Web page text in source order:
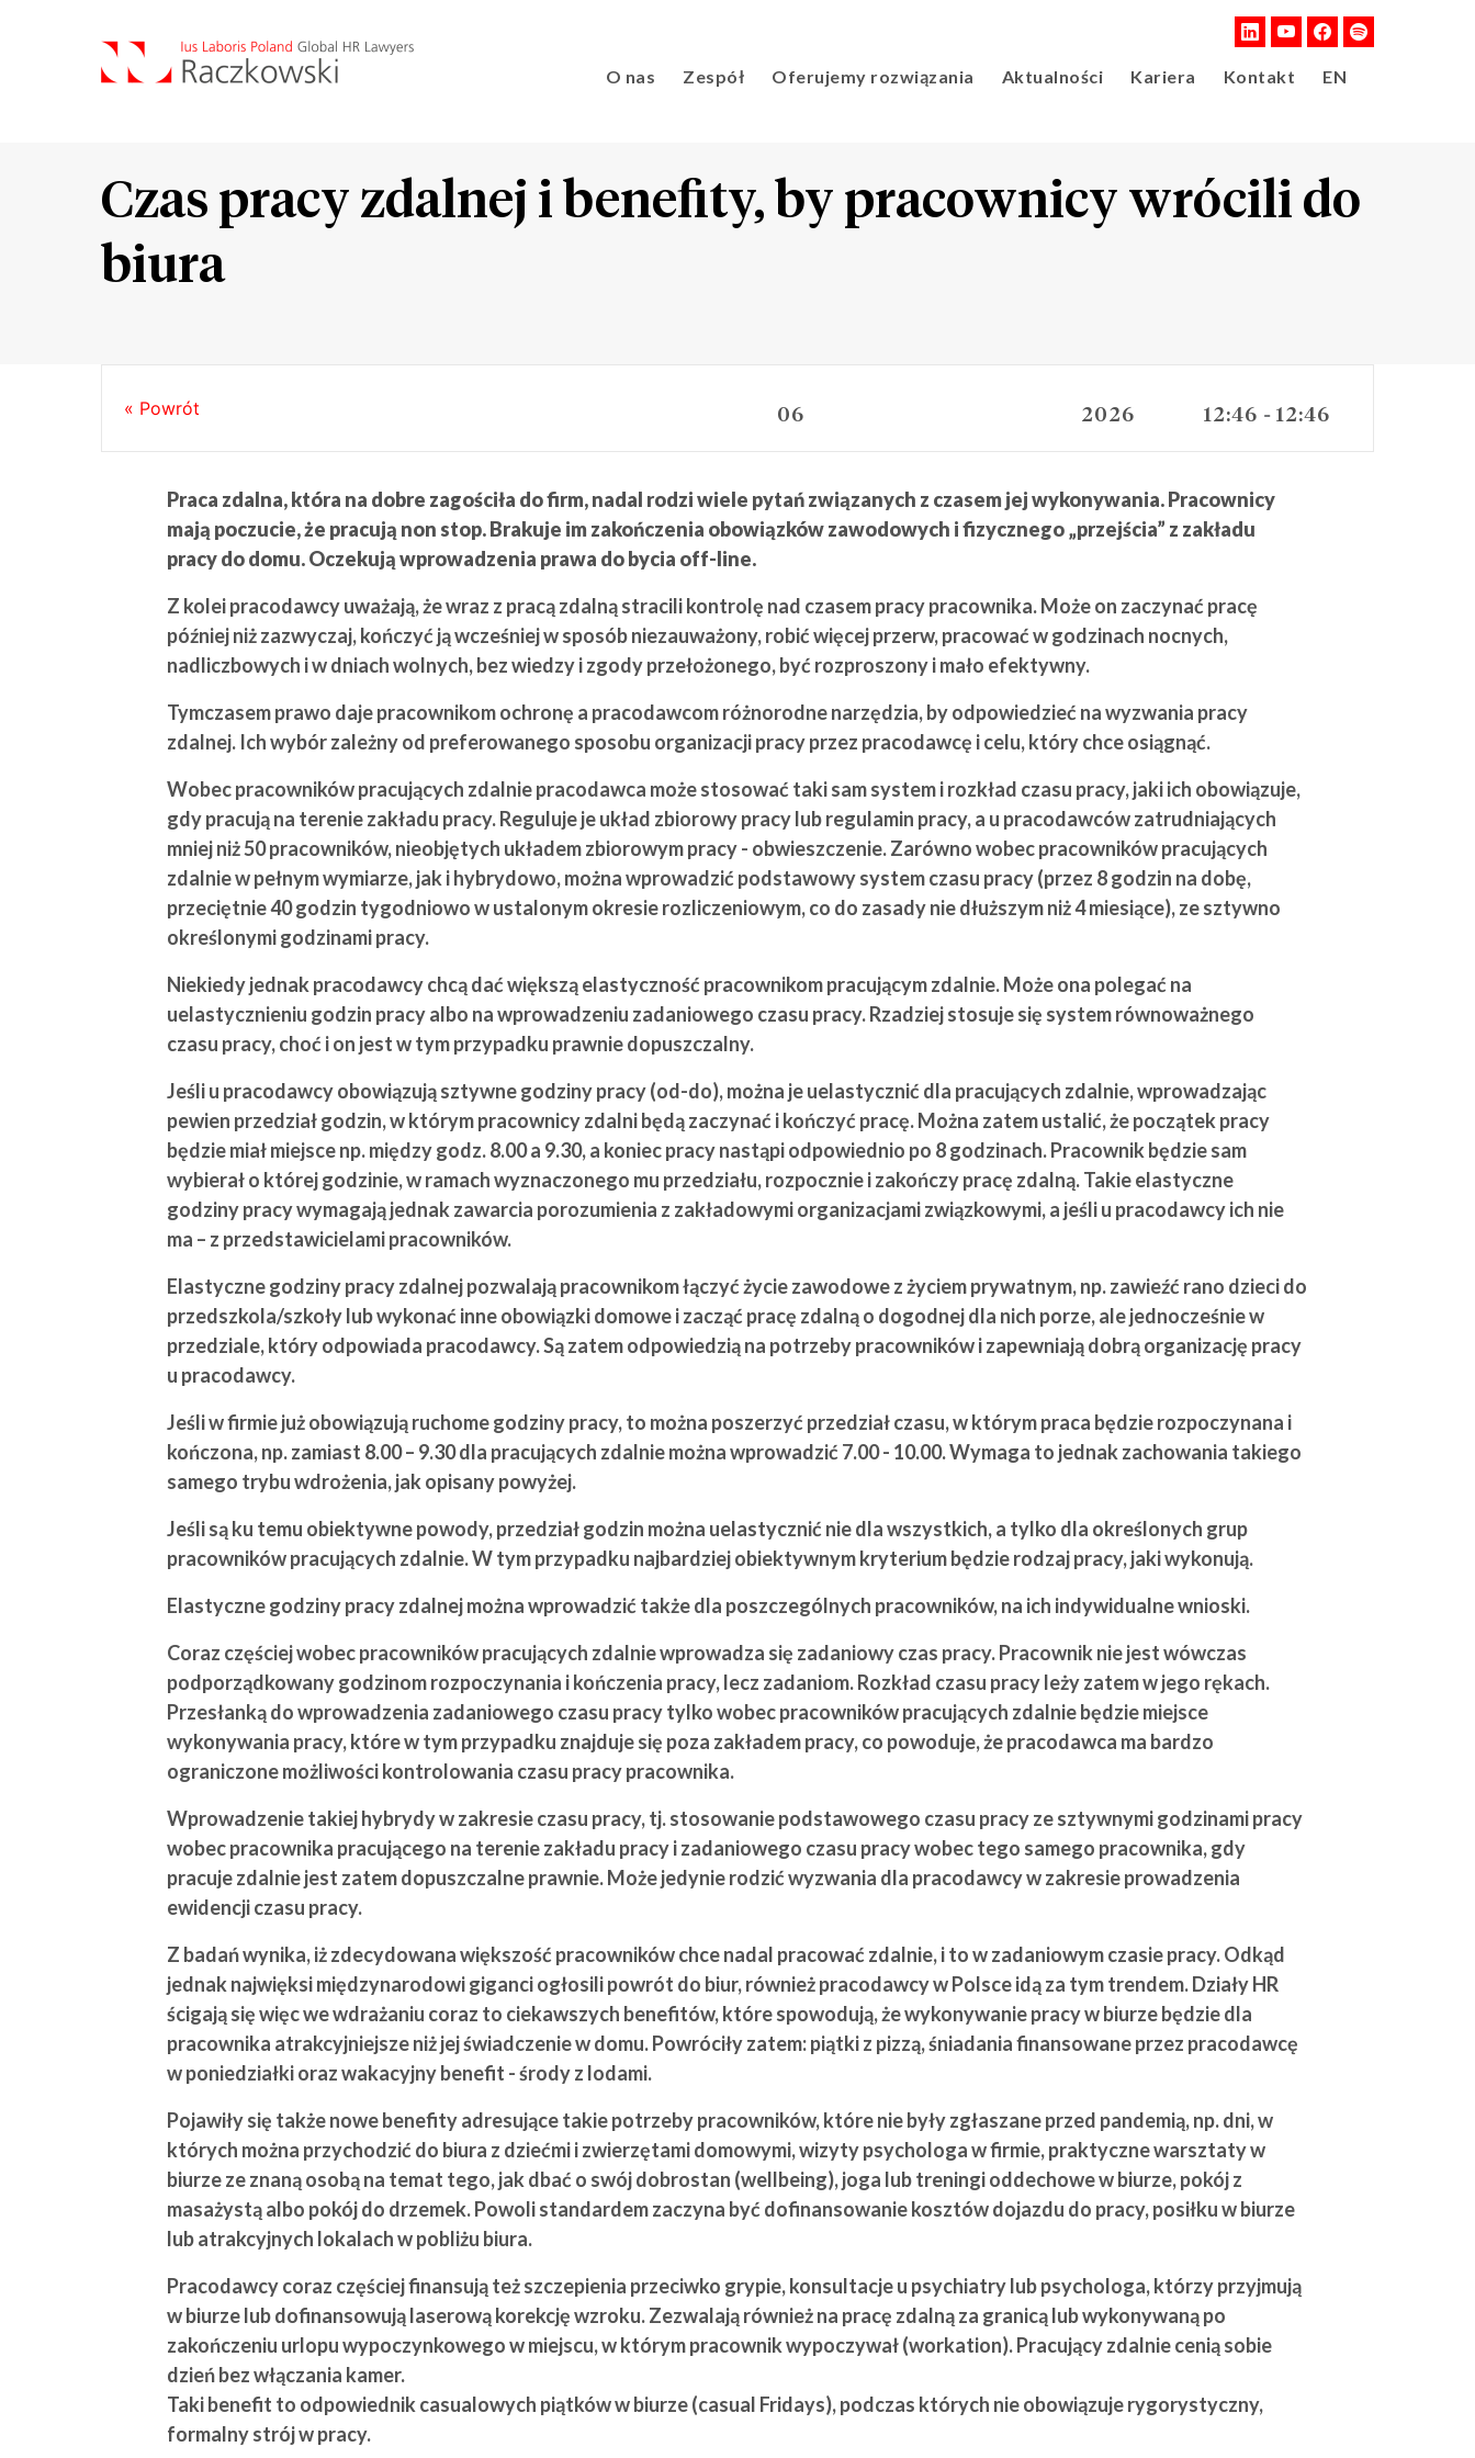
O nas Zespół Oferujemy rozwiązania Aktualności Kariera Kontakt EN
Czas pracy zdalnej i benefity, by pracownicy wrócili do
biura
« Powrót 06 2026 12:46 - 12:46
Praca zdalna, która na dobre zagościła do firm, nadal rodzi wiele pytań związanych z czasem jej wykonywania. Pracownicy
mają poczucie, że pracują non stop. Brakuje im zakończenia obowiązków zawodowych i fizycznego „przejścia” z zakładu
pracy do domu. Oczekują wprowadzenia prawa do bycia off-line.
Z kolei pracodawcy uważają, że wraz z pracą zdalną stracili kontrolę nad czasem pracy pracownika. Może on zaczynać pracę
później niż zazwyczaj, kończyć ją wcześniej w sposób niezauważony, robić więcej przerw, pracować w godzinach nocnych,
nadliczbowych i w dniach wolnych, bez wiedzy i zgody przełożonego, być rozproszony i mało efektywny.
Tymczasem prawo daje pracownikom ochronę a pracodawcom różnorodne narzędzia, by odpowiedzieć na wyzwania pracy
zdalnej. Ich wybór zależny od preferowanego sposobu organizacji pracy przez pracodawcę i celu, który chce osiągnąć.
Wobec pracowników pracujących zdalnie pracodawca może stosować taki sam system i rozkład czasu pracy, jaki ich obowiązuje,
gdy pracują na terenie zakładu pracy. Reguluje je układ zbiorowy pracy lub regulamin pracy, a u pracodawców zatrudniających
mniej niż 50 pracowników, nieobjętych układem zbiorowym pracy - obwieszczenie. Zarówno wobec pracowników pracujących
zdalnie w pełnym wymiarze, jak i hybrydowo, można wprowadzić podstawowy system czasu pracy (przez 8 godzin na dobę,
przeciętnie 40 godzin tygodniowo w ustalonym okresie rozliczeniowym, co do zasady nie dłuższym niż 4 miesiące), ze sztywno
określonymi godzinami pracy.
Niekiedy jednak pracodawcy chcą dać większą elastyczność pracownikom pracującym zdalnie. Może ona polegać na
uelastycznieniu godzin pracy albo na wprowadzeniu zadaniowego czasu pracy. Rzadziej stosuje się system równoważnego
czasu pracy, choć i on jest w tym przypadku prawnie dopuszczalny.
Jeśli u pracodawcy obowiązują sztywne godziny pracy (od-do), można je uelastycznić dla pracujących zdalnie, wprowadzając
pewien przedział godzin, w którym pracownicy zdalni będą zaczynać i kończyć pracę. Można zatem ustalić, że początek pracy
będzie miał miejsce np. między godz. 8.00 a 9.30, a koniec pracy nastąpi odpowiednio po 8 godzinach. Pracownik będzie sam
wybierał o której godzinie, w ramach wyznaczonego mu przedziału, rozpocznie i zakończy pracę zdalną. Takie elastyczne
godziny pracy wymagają jednak zawarcia porozumienia z zakładowymi organizacjami związkowymi, a jeśli u pracodawcy ich nie
ma – z przedstawicielami pracowników.
Elastyczne godziny pracy zdalnej pozwalają pracownikom łączyć życie zawodowe z życiem prywatnym, np. zawieźć rano dzieci do
przedszkola/szkoły lub wykonać inne obowiązki domowe i zacząć pracę zdalną o dogodnej dla nich porze, ale jednocześnie w
przedziale, który odpowiada pracodawcy. Są zatem odpowiedzią na potrzeby pracowników i zapewniają dobrą organizację pracy
u pracodawcy.
Jeśli w firmie już obowiązują ruchome godziny pracy, to można poszerzyć przedział czasu, w którym praca będzie rozpoczynana i
kończona, np. zamiast 8.00 – 9.30 dla pracujących zdalnie można wprowadzić 7.00 - 10.00. Wymaga to jednak zachowania takiego
samego trybu wdrożenia, jak opisany powyżej.
Jeśli są ku temu obiektywne powody, przedział godzin można uelastycznić nie dla wszystkich, a tylko dla określonych grup
pracowników pracujących zdalnie. W tym przypadku najbardziej obiektywnym kryterium będzie rodzaj pracy, jaki wykonują.
Elastyczne godziny pracy zdalnej można wprowadzić także dla poszczególnych pracowników, na ich indywidualne wnioski.
Coraz częściej wobec pracowników pracujących zdalnie wprowadza się zadaniowy czas pracy. Pracownik nie jest wówczas
podporządkowany godzinom rozpoczynania i kończenia pracy, lecz zadaniom. Rozkład czasu pracy leży zatem w jego rękach.
Przesłanką do wprowadzenia zadaniowego czasu pracy tylko wobec pracowników pracujących zdalnie będzie miejsce
wykonywania pracy, które w tym przypadku znajduje się poza zakładem pracy, co powoduje, że pracodawca ma bardzo
ograniczone możliwości kontrolowania czasu pracy pracownika.
Wprowadzenie takiej hybrydy w zakresie czasu pracy, tj. stosowanie podstawowego czasu pracy ze sztywnymi godzinami pracy
wobec pracownika pracującego na terenie zakładu pracy i zadaniowego czasu pracy wobec tego samego pracownika, gdy
pracuje zdalnie jest zatem dopuszczalne prawnie. Może jedynie rodzić wyzwania dla pracodawcy w zakresie prowadzenia
ewidencji czasu pracy.
Z badań wynika, iż zdecydowana większość pracowników chce nadal pracować zdalnie, i to w zadaniowym czasie pracy. Odkąd
jednak najwięksi międzynarodowi giganci ogłosili powrót do biur, również pracodawcy w Polsce idą za tym trendem. Działy HR
ścigają się więc we wdrażaniu coraz to ciekawszych benefitów, które spowodują, że wykonywanie pracy w biurze będzie dla
pracownika atrakcyjniejsze niż jej świadczenie w domu. Powróciły zatem: piątki z pizzą, śniadania finansowane przez pracodawcę
w poniedziałki oraz wakacyjny benefit - środy z lodami.
Pojawiły się także nowe benefity adresujące takie potrzeby pracowników, które nie były zgłaszane przed pandemią, np. dni, w
których można przychodzić do biura z dziećmi i zwierzętami domowymi, wizyty psychologa w firmie, praktyczne warsztaty w
biurze ze znaną osobą na temat tego, jak dbać o swój dobrostan (wellbeing), joga lub treningi oddechowe w biurze, pokój z
masażystą albo pokój do drzemek. Powoli standardem zaczyna być dofinansowanie kosztów dojazdu do pracy, posiłku w biurze
lub atrakcyjnych lokalach w pobliżu biura.
Pracodawcy coraz częściej finansują też szczepienia przeciwko grypie, konsultacje u psychiatry lub psychologa, którzy przyjmują
w biurze lub dofinansowują laserową korekcję wzroku. Zezwalają również na pracę zdalną za granicą lub wykonywaną po
zakończeniu urlopu wypoczynkowego w miejscu, w którym pracownik wypoczywał (workation). Pracujący zdalnie cenią sobie
dzień bez włączania kamer.
Taki benefit to odpowiednik casualowych piątków w biurze (casual Fridays), podczas których nie obowiązuje rygorystyczny,
formalny strój w pracy.